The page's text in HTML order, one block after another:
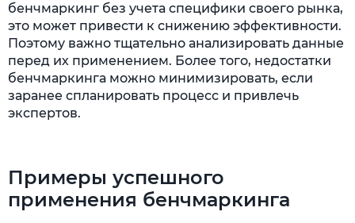
бенчмаркинг без учета специфики своего рынка,
это может привести к снижению эффективности.
Поэтому важно тщательно анализировать данные
перед их применением. Более того, недостатки
бенчмаркинга можно минимизировать, если
заранее спланировать процесс и привлечь
экспертов.
Примеры успешного
применения бенчмаркинга